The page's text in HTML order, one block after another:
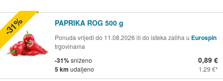
PAPRIKA ROG 500 g
Ponuda vrijedi do 11.08.2026 ili do isteka zaliha u Eurospin
trgovinama
-31%sniženo
5 km udaljeno
0,89 €
1,29 €
-31%